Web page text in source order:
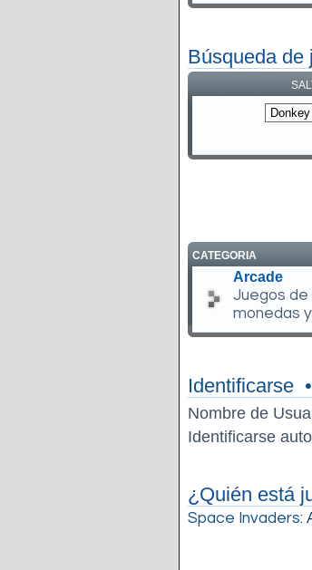
Búsqueda de
CATEGORIA
Arcade
Juegos de
monedas
Identificarse •
Nombre de
Identificarse
¿Quién está
Space Invaders: